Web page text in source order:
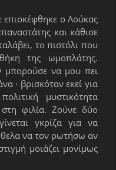
ο Λούκας
και κάθισε
το πιστόλι που
της ωμοπλάτης.
μπορούσε να μου πει
· βρισκόταν εκεί για
μυστικότητα
φιλία. Ζούνε δύο
γκρίζα για να
να τον ρωτήσω αν
μοιάζει μονίμως